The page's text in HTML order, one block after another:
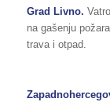
Grad Livno.
na gašenju
trava i otpad.